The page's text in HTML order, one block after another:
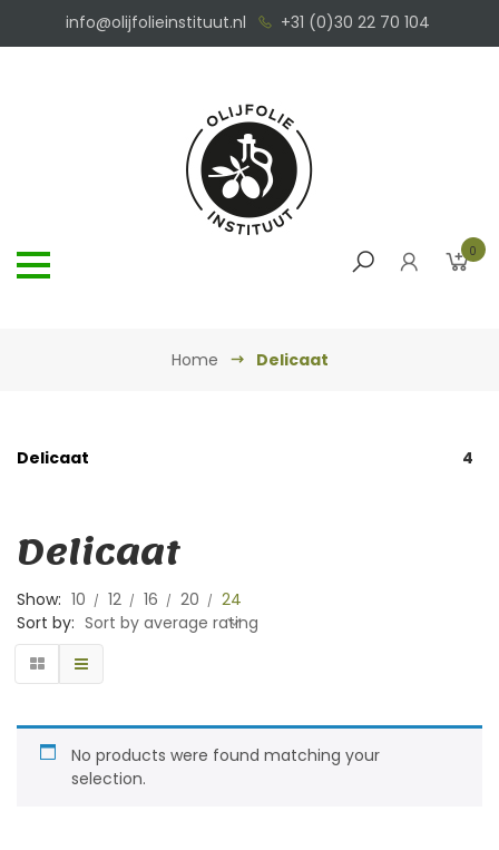
info@olijfolieinstituut.nl +31 (0)30 22 70 104
0
Home Delicaat
Delicaat 4
Delicaat
Show: 10 12 16 20
24
Sort by: Sort by average rating
No products were found matching your
selection.